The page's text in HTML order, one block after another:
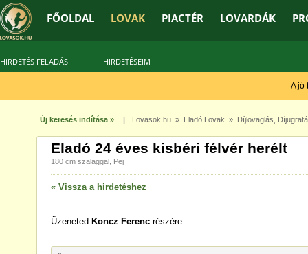
FŐOLDAL LOVAK PIACTÉR LOVARDÁK
HIRDETÉS FELADÁS HIRDETÉSEIM
A jó
Új keresés indítása » | Lovasok.hu» Eladó Lovak » Díjlovaglás
Eladó 24 éves kisbéri félvér herélt
180 cm szalaggal, Pej
« Vissza a hirdetéshez
Üzeneted Koncz Ferencrészére: